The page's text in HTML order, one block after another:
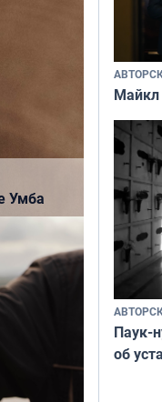
Умба
Паук-
об